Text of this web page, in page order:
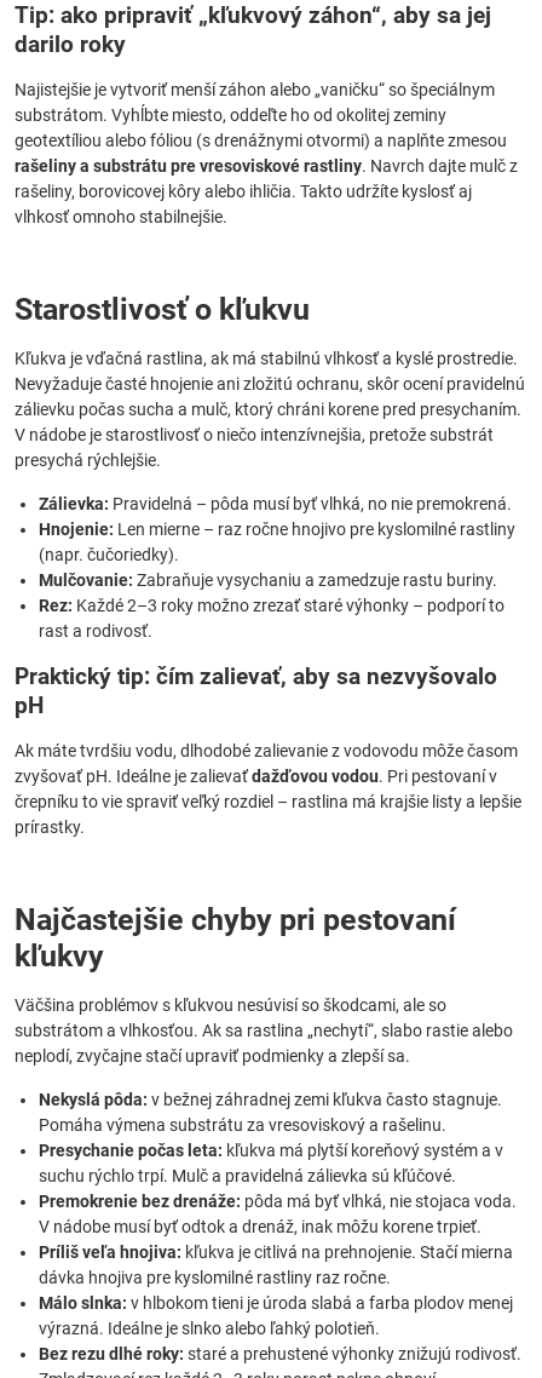
Tip: ako pripraviť „kľukvový záhon“, aby sa jej
darilo roky
Najistejšie je vytvoriť menší záhon alebo „vaničku“ so špeciálnym
substrátom. Vyhĺbte miesto, oddeľte ho od okolitej zeminy
geotextíliou alebo fóliou (s drenážnymi otvormi) a naplňte zmesou
rašeliny a substrátu pre vresoviskové rastliny. Navrch dajte mulč z
rašeliny, borovicovej kôry alebo ihličia. Takto udržíte kyslosť aj
vlhkosť omnoho stabilnejšie.
Starostlivosť o kľukvu
Kľukva je vďačná rastlina, ak má stabilnú vlhkosť a kyslé prostredie.
Nevyžaduje časté hnojenie ani zložitú ochranu, skôr ocení pravidelnú
zálievku počas sucha a mulč, ktorý chráni korene pred presychaním.
V nádobe je starostlivosť o niečo intenzívnejšia, pretože substrát
presychá rýchlejšie.
Zálievka: Pravidelná – pôda musí byť vlhká, no nie premokrená.
Hnojenie: Len mierne – raz ročne hnojivo pre kyslomilné rastliny
(napr. čučoriedky).
Mulčovanie: Zabraňuje vysychaniu a zamedzuje rastu buriny.
Rez: Každé 2–3 roky možno zrezať staré výhonky – podporí to
rast a rodivosť.
Praktický tip: čím zalievať, aby sa nezvyšovalo
pH
Ak máte tvrdšiu vodu, dlhodobé zalievanie z vodovodu môže časom
zvyšovať pH. Ideálne je zalievaťdažďovou vodou. Pri pestovaní v
črepníku to vie spraviť veľký rozdiel – rastlina má krajšie listy a lepšie
prírastky.
Najčastejšie chyby pri pestovaní
kľukvy
Väčšina problémov s kľukvou nesúvisí so škodcami, ale so
substrátom a vlhkosťou. Ak sa rastlina „nechytí“, slabo rastie alebo
neplodí, zvyčajne stačí upraviť podmienky a zlepší sa.
Nekyslá pôda: v bežnej záhradnej zemi kľukva často stagnuje.
Pomáha výmena substrátu za vresoviskový a rašelinu.
Presychanie počas leta: kľukva má plytší koreňový systém a v
suchu rýchlo trpí. Mulč a pravidelná zálievka sú kľúčové.
Premokrenie bez drenáže: pôda má byť vlhká, nie stojaca voda.
V nádobe musí byť odtok a drenáž, inak môžu korene trpieť.
Príliš veľa hnojiva: kľukva je citlivá na prehnojenie. Stačí mierna
dávka hnojiva pre kyslomilné rastliny raz ročne.
Málo slnka: v hlbokom tieni je úroda slabá a farba plodov menej
výrazná. Ideálne je slnko alebo ľahký polotieň.
Bez rezu dlhé roky: staré a prehustené výhonky znižujú rodivosť.